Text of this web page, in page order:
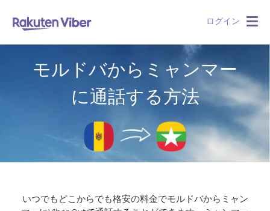
ログイン
モルドバからミャンマー
に通話する方法
いつでもどこからでも格安の料金でモルドバからミャン